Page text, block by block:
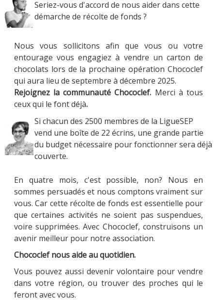
Seriez-vous d'accord de nous aider dans cette
démarche de récolte de fonds ?
Nous vous sollicitons afin que vous ou votre
entourage vous engagiez à vendre un carton de
chocolats lors de la prochaine opération Chococlef
qui aura lieu de septembre à décembre 2025.
Rejoignez la communauté Chococlef. Merci à tous
ceux qui le font déjà.
Si chacun des 2500 membres de la LigueSEP
vend une boîte de 22 écrins, une grande partie
du budget nécessaire pour fonctionner sera déjà
couverte.
En quatre mois, c'est possible, non? Nous en
sommes persuadés et nous comptons vraiment sur
vous. Car cette récolte de fonds est essentielle pour
que certaines activités ne soient pas suspendues,
voire supprimées. Avec Chococlef, construisons un
avenir meilleur pour notre association.
Chococlef nous aide au quotidien.
Vous pouvez aussi devenir volontaire pour vendre
dans votre région, ou trouver des proches qui le
feront avec vous.